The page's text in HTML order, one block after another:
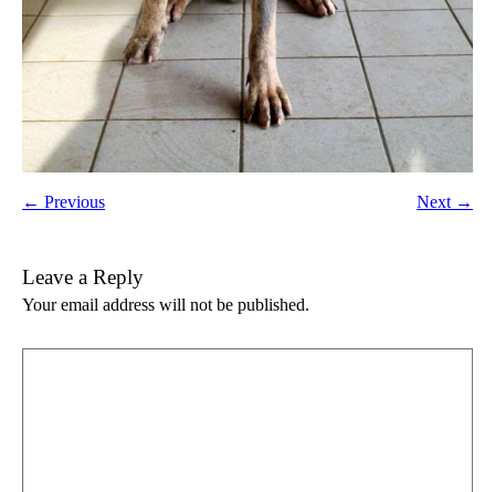
← Previous Next →
Leave a Reply
Your email address will not be published.